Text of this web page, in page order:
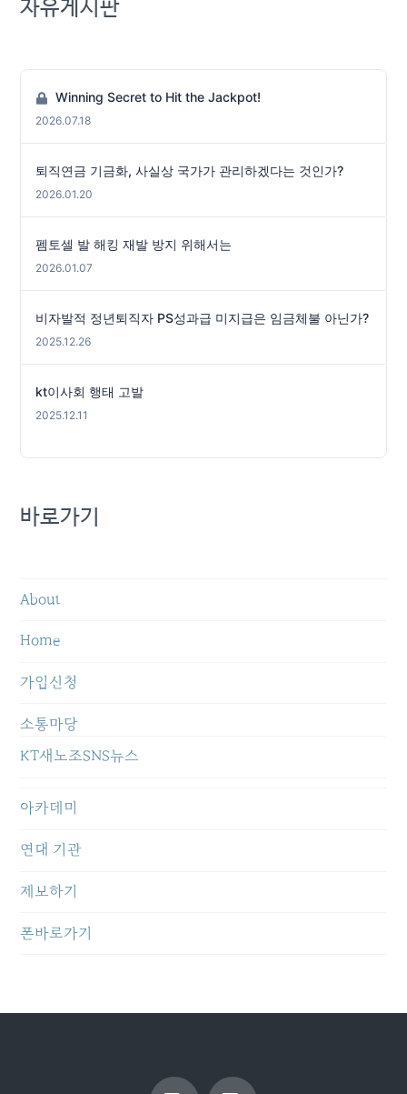
자유게시판
Winning Secret to Hit the Jackpot!
2026.07.18
퇴직연금 기금화, 사실상 국가가 관리하겠다는 것인가?
2026.01.20
펨토셀 발 해킹 재발 방지 위해서는
2026.01.07
비자발적 정년퇴직자 PS성과급 미지급은 임금체불 아닌가?
2025.12.26
kt이사회 행태 고발
2025.12.11
바로가기
About
Home
가입신청
소통마당
KT새노조SNS뉴스
아카데미
연대 기관
제보하기
폰바로가기